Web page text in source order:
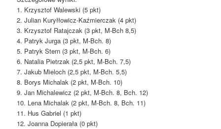
1. Krzysztof Walewski (5 pkt)
2. Julian Kuryłłowicz-Kaźmierczak (4 pkt)
3. Krzysztof Ratajczak (3 pkt, M-Bch 8,5)
4. Patryk Jurga (3 pkt, M-Bch. 8)
5. Patryk Stern (3 pkt, M-Bch. 6)
6. Natalia Pietrzak (2,5 pkt, M-Bch. 7,5)
7. Jakub Mieloch (2,5 pkt, M-Bch. 5,5)
8. Borys Michalak (2 pkt, M-Bch. 10)
9. Jan Michalewicz (2 pkt, M-Bch. 8, Bch. 12)
10. Lena Michalak (2 pkt, M-Bch. 8, Bch. 11)
11. Hus Gabriel (1 pkt)
12. Joanna Dopierała (0 pkt)